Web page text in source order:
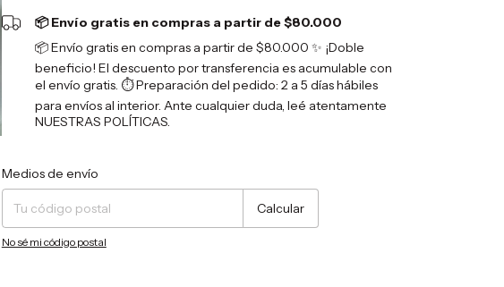
📦 Envío gratis en compras a partir de $80.000
📦 Envío gratis en compras a partir de $80.000 ✨ ¡Doble
beneficio! El descuento por transferencia es acumulable con
el envío gratis. ⏱️ Preparación del pedido: 2 a 5 días hábiles
para envíos al interior. Ante cualquier duda, leé atentamente
NUESTRAS POLÍTICAS.
Entregas para el CP:
Medios de envío
Calcular
No sé mi código postal